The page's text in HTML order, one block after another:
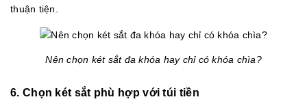
thuận tiện.
Nên chọn két sắt đa khóa hay chỉ có khóa chìa?
6. Chọn két sắt phù hợp với túi tiền